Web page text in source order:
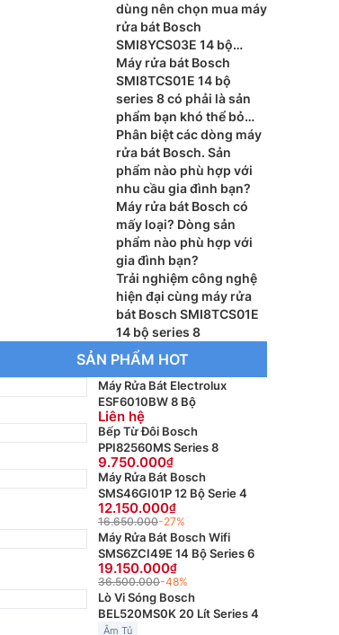
dùng nên chọn mua máy
rửa bát Bosch
SMI8YCS03E 14 bộ
series 8
Máy rửa bát Bosch
SMI8TCS01E 14 bộ
series 8 có phải là sản
phẩm bạn khó thể bỏ
qua?
Phân biệt các dòng máy
rửa bát Bosch. Sản
phẩm nào phù hợp với
nhu cầu gia đình bạn?
Máy rửa bát Bosch có
mấy loại? Dòng sản
phẩm nào phù hợp với
gia đình bạn?
Trải nghiệm công nghệ
hiện đại cùng máy rửa
bát Bosch SMI8TCS01E
14 bộ series 8
SẢN PHẨM HOT
Máy Rửa Bát Electrolux
ESF6010BW 8 Bộ
Liên hệ
Bếp Từ Đôi Bosch
PPI82560MS Series 8
9.750.000
Máy Rửa Bát Bosch
SMS46GI01P 12 Bộ Serie 4
12.150.000
16.650.000-27%
Máy Rửa Bát Bosch Wifi
SMS6ZCI49E 14 Bộ Series 6
19.150.000
36.500.000-48%
Lò Vi Sóng Bosch
BEL520MS0K 20 Lít Series 4
Âm Tủ